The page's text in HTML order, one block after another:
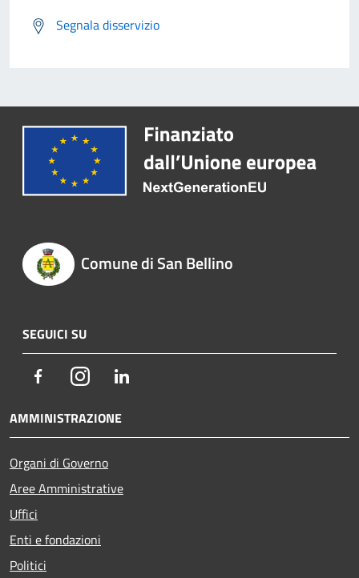
Segnala disservizio
Comune di San Bellino
SEGUICI SU
FacebookInstagram
AMMINISTRAZIONE
Organi di Governo
Aree Amministrative
Uffici
Enti e fondazioni
Politici